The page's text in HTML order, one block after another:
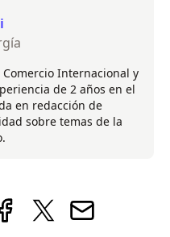
Internacional y
de 2 años en el
en redacción de
sobre temas de la